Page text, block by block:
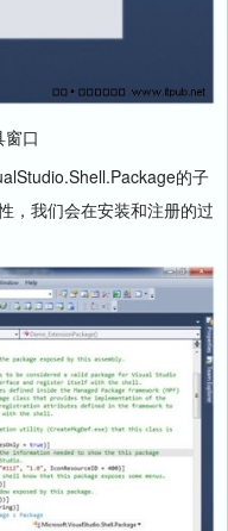
窗口
的子
，我们会在安装和注册的过